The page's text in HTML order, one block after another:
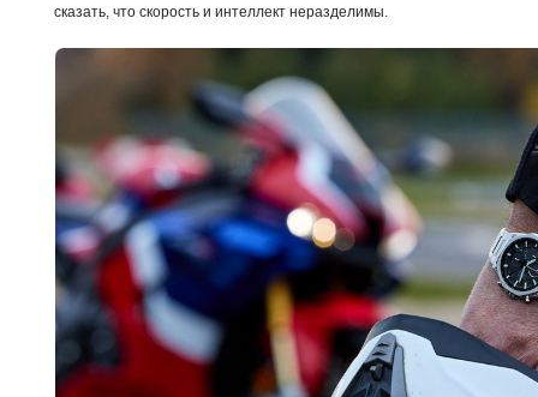
сказать, что скорость и интеллект неразделимы.